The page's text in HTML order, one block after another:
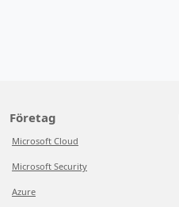
Företag
Microsoft Cloud
Microsoft Security
Azure